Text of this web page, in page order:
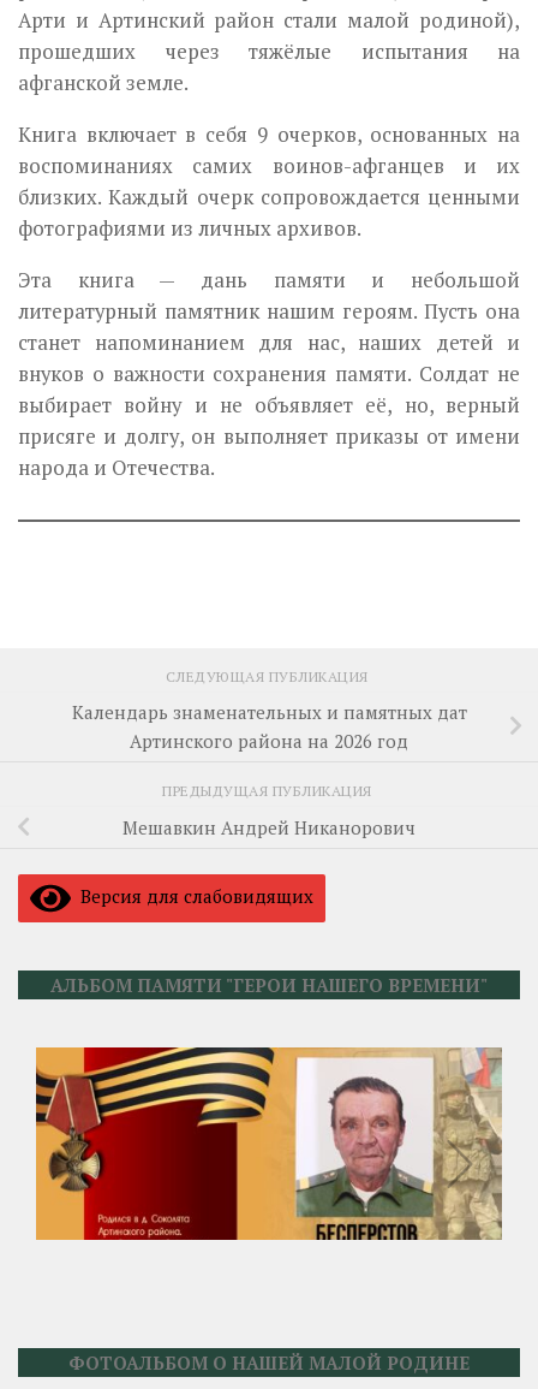
Арти и Артинский район стали малой родиной),
прошедших через тяжёлые испытания на
афганской земле.
Книга включает в себя 9 очерков, основанных на
воспоминаниях самих воинов-афганцев и их
близких. Каждый очерк сопровождается ценными
фотографиями из личных архивов.
Эта книга — дань памяти и небольшой
литературный памятник нашим героям. Пусть она
станет напоминанием для нас, наших детей и
внуков о важности сохранения памяти. Солдат не
выбирает войну и не объявляет её, но, верный
присяге и долгу, он выполняет приказы от имени
народа и Отечества.
СЛЕДУЮЩАЯ ПУБЛИКАЦИЯ
Календарь знаменательных и памятных дат
Артинского района на 2026 год
ПРЕДЫДУЩАЯ ПУБЛИКАЦИЯ
Мешавкин Андрей Никанорович
Версия для слабовидящих
АЛЬБОМ ПАМЯТИ "ГЕРОИ НАШЕГО ВРЕМЕНИ"
ФОТОАЛЬБОМ О НАШЕЙ МАЛОЙ РОДИНЕ